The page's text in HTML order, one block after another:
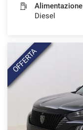
Alimentazione
Diesel
OFFERTA